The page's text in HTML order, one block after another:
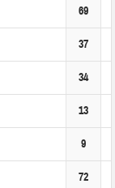
69
37
34
13
9
72